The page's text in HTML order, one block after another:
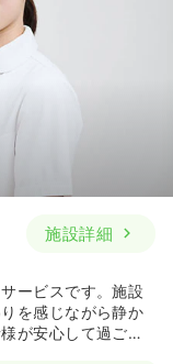
施設詳細
ービスです。施設
を感じながら静か
が安心して過ごし